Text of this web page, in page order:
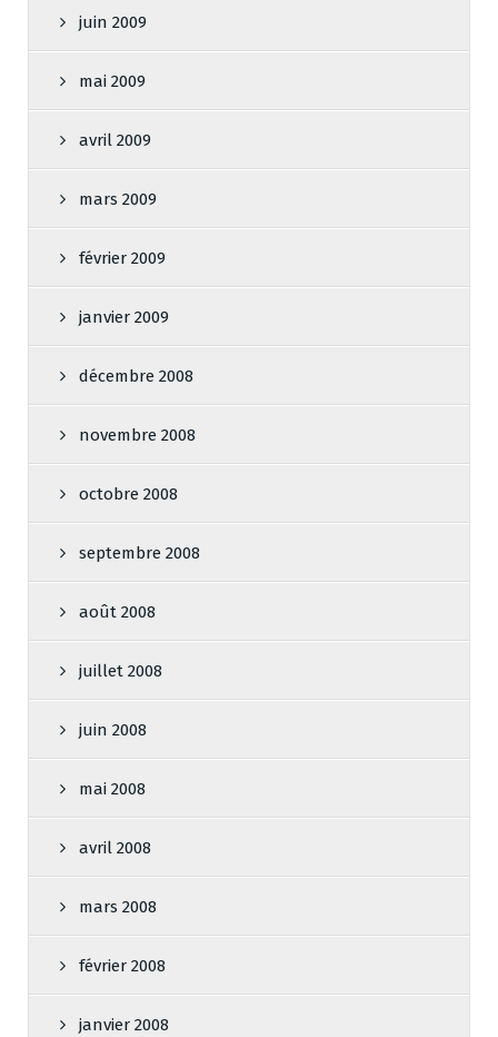
juin 2009
mai 2009
avril 2009
mars 2009
février 2009
janvier 2009
décembre 2008
novembre 2008
octobre 2008
septembre 2008
août 2008
juillet 2008
juin 2008
mai 2008
avril 2008
mars 2008
février 2008
janvier 2008